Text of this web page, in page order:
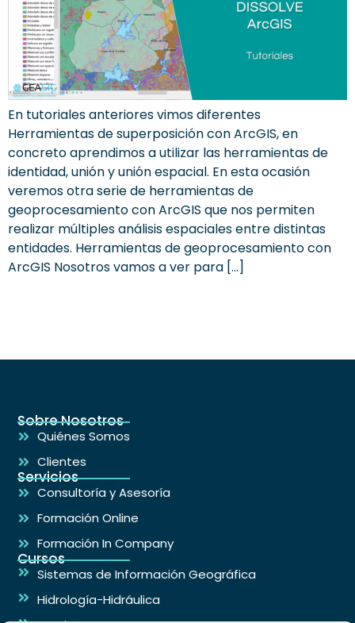
En tutoriales anteriores vimos diferentes
Herramientas de superposición con ArcGIS, en
concreto aprendimos a utilizar las herramientas de
identidad, unión y unión espacial. En esta ocasión
veremos otra serie de herramientas de
geoprocesamiento con ArcGIS que nos permiten
realizar múltiples análisis espaciales entre distintas
entidades. Herramientas de geoprocesamiento con
ArcGIS Nosotros vamos a ver para […]
Sobre Nosotros
Quiénes Somos
Clientes
Servicios
Consultoría y Asesoría
Formación Online
Formación In Company
Cursos
Sistemas de Información Geográfica
Hidrología-Hidráulica